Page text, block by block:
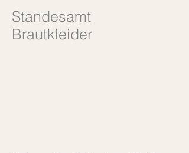
Standesamt
Brautkleider